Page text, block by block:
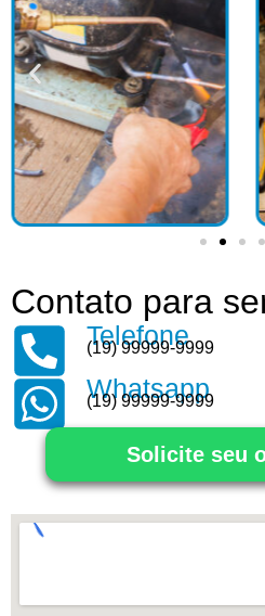
Contato para
Telefone
(19) 99999-9999
Whatsapp
(19) 99999-9999
Solicite seu